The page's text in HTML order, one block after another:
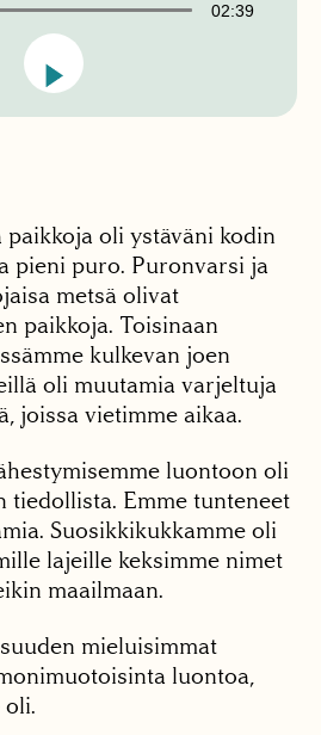
02:39
paikkoja oli ystäväni kodin
pieni puro. Puronvarsi ja
metsä olivat
paikkoja. Toisinaan
kulkevan joen
oli muutamia varjeltuja
joissa vietimme aikaa.
luontoon oli
tiedollista. Emme tunteneet
Suosikkikukkamme oli
lajeille keksimme nimet
maailmaan.
mieluisimmat
luontoa,
oli.